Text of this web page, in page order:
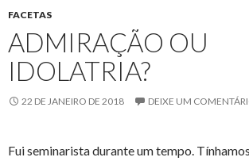
FACETAS
ADMIRAÇÃO OU
IDOLATRIA?
22 DE JANEIRO DE 2018 DEIXE UM
Fui seminarista durante um tempo.